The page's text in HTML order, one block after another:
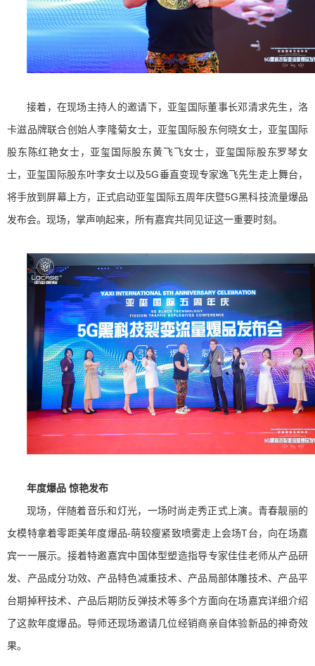
接着，在现场主持人的邀请下，亚玺国际董事长邓清求先生，洛
卡滋品牌联合创始人李隆菊女士，亚玺国际股东何晓女士，亚玺国际
股东陈红艳女士，亚玺国际股东黄飞飞女士，亚玺国际股东罗琴女
士，亚玺国际股东叶李女士以及5G垂直变现专家逸飞先生走上舞台，
将手放到屏幕上方，正式启动亚玺国际五周年庆暨5G黑科技流量爆品
发布会。现场，掌声响起来，所有嘉宾共同见证这一重要时刻。
年度爆品 惊艳发布
现场，伴随着音乐和灯光，一场时尚走秀正式上演。青春靓丽的
女模特拿着零距美年度爆品-萌较瘦紧致喷雾走上会场T台，向在场嘉
宾一一展示。接着特邀嘉宾中国体型塑造指导专家佳佳老师从产品研
发、产品成分功效、产品特色减重技术、产品局部体雕技术、产品平
台期掉秤技术、产品后期防反弹技术等多个方面向在场嘉宾详细介绍
了这款年度爆品。导师还现场邀请几位经销商亲自体验新品的神奇效
果。